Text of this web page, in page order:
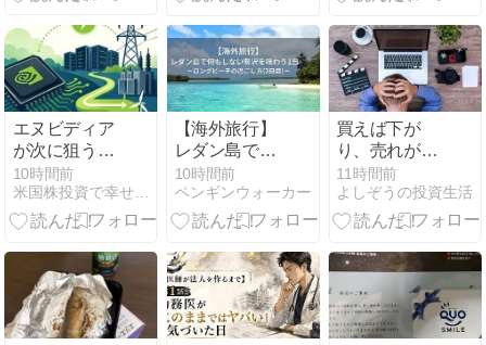
エヌビディア
が次に狙うの
は「電力」 最
大30億ドル投
資で始まるAI
10時間前
【海外旅行】
レダン島で何
もしない贅沢
を味わう1日
｜ロングビー
(3日目)
10時間前
ペンギンウォーカー
買えば下が
り、売れが上
がる、という
事になってし
まった
11時間前
よしぞうの投資生活